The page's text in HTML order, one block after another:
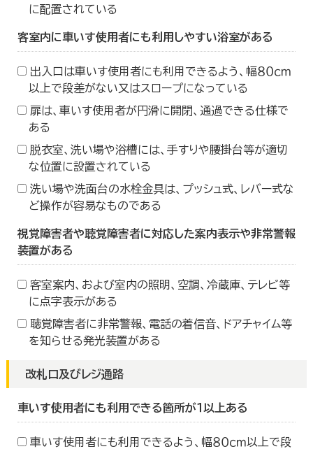
に配置されている
客室内に車いす使用者にも利用しやすい浴室がある
出入口は車いす使用者にも利用できるよう、幅８０ｃｍ
以上で段差がない又はスロープになっている
扉は、車いす使用者が円滑に開閉、通過できる仕様で
ある
脱衣室、洗い場や浴槽には、手すりや腰掛台等が適切
な位置に設置されている
洗い場や洗面台の水栓金具は、プッシュ式、レバー式な
ど操作が容易なものである
視覚障害者や聴覚障害者に対応した案内表示や非常警報
装置がある
客室案内、および室内の照明、空調、冷蔵庫、テレビ等
に点字表示がある
聴覚障害者に非常警報、電話の着信音、ドアチャイム等
を知らせる発光装置がある
改札口及びレジ通路
車いす使用者にも利用できる箇所が１以上ある
車いす使用者にも利用できるよう、幅８０ｃｍ以上で段